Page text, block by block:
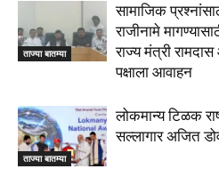
ताज्या बातम्या
सामाजिक
राजीनामे
राज्य मंत्री
पक्षाला आवाहन
ताज्या बातम्या
लोकमान्य टिळक
सल्लागार अजित